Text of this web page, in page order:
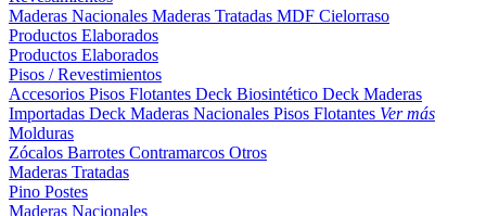
Maderas Nacionales Maderas Tratadas MDF Cielorraso
Productos Elaborados
Productos Elaborados
Pisos / Revestimientos
Accesorios Pisos Flotantes Deck Biosintético Deck Maderas
Importadas Deck Maderas Nacionales Pisos Flotantes Ver más
Molduras
Zócalos Barrotes Contramarcos Otros
Maderas Tratadas
Pino Postes
Maderas Nacionales